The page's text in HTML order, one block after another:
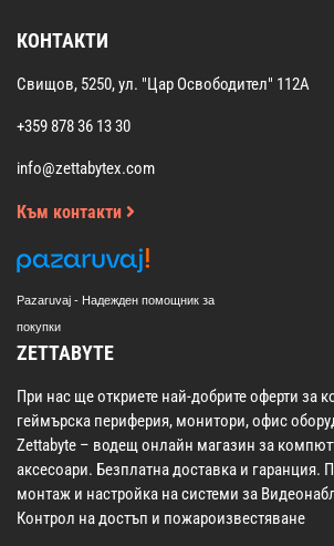
КОНТАКТИ
Свищов, 5250, ул. "Цар Освободител" 112А
+359 878 36 13 30
info@zettabytex.com
Към контакти
Pazaruvaj - Надежден помощник за
покупки
ZETTABYTE
При нас ще откриете най-добрите оферти за
геймърска периферия, монитори, офис
Zettabyte – водещ онлайн магазин за
аксесоари. Безплатна доставка и гаранция.
монтаж и настройка на системи за
Контрол на достъп и пожароизвестяване